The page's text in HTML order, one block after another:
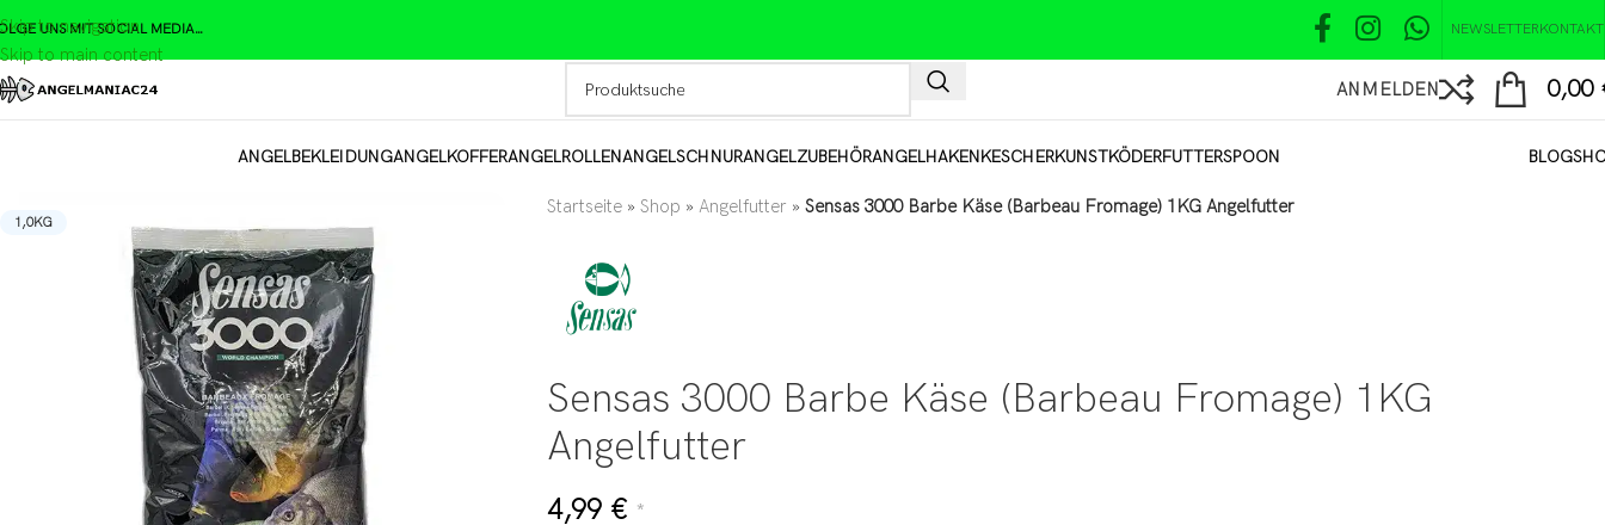
Skip to navigation
Skip to main content
UNS MIT SOCIAL MEDIA… NEWSLETTERKONTAKT
ANMELDEN 0,00
ANGELBEKLEIDUNGANGELKOFFERANGELROLLENANGELSCHNURANGELZUBEHÖRANGELHAKENKESCHERKUNSTKÖDERFUTTERSPOON BLOG
1,0KG
Startseite » Shop » Angelfutter » Sensas 3000 Barbe Käse (Barbeau Fromage) 1KG Angelfutter
Sensas 3000 Barbe Käse (Barbeau Fromage) 1KG
Angelfutter
4,99 € *